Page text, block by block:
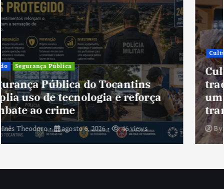
Cultura
Cultura do Tocantins preserva
tradições e fortalece identidade de
um estado em constante
transformação
ByInês Theodoro agosto 5, 2026 41 views